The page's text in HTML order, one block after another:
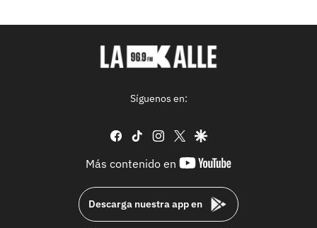
Síguenos en:
facebook
tiktok instagram
twittergoogle
Más contenido en
youtube-
Descarga nuestra app en